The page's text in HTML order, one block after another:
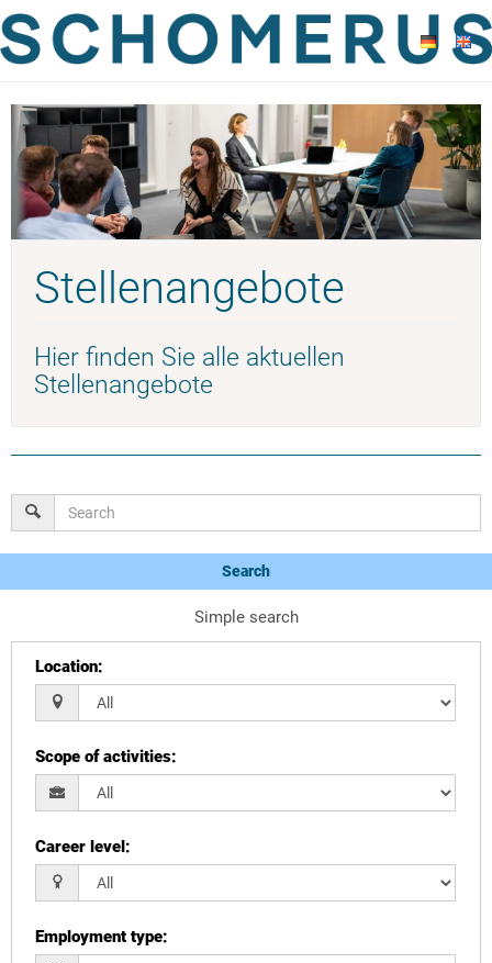
Stellenangebote
Hier finden Sie alle aktuellen
Stellenangebote
Search
Simple search
Location:
Scope of activities:
Career level :
Employment type: